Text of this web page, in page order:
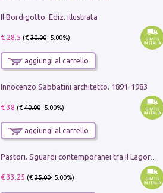
Il Bordigotto. Ediz. illustrata
€ 28.5 (€30.00- 5.00%)
aggiungi al carrello
Innocenzo Sabbatini architetto. 1891-1983
€ 38 (€40.00- 5.00%)
aggiungi al carrello
Pastori. Sguardi contemporanei tra il Lagorai e la pianura. Ediz. illustrata
€ 33.25 (€35.00- 5.00%)